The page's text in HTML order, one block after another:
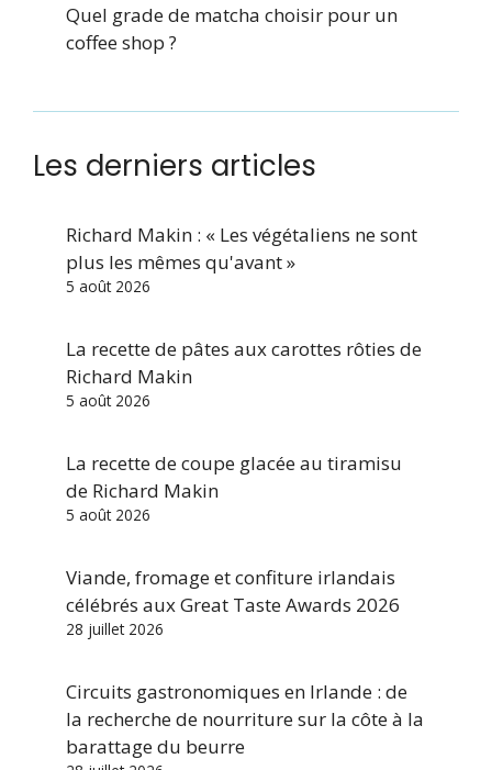
Quel grade de matcha choisir pour un
coffee shop ?
Les derniers articles
Richard Makin : « Les végétaliens ne sont
plus les mêmes qu'avant »
5 août 2026
La recette de pâtes aux carottes rôties de
Richard Makin
5 août 2026
La recette de coupe glacée au tiramisu
de Richard Makin
5 août 2026
Viande, fromage et confiture irlandais
célébrés aux Great Taste Awards 2026
28 juillet 2026
Circuits gastronomiques en Irlande : de
la recherche de nourriture sur la côte à la
barattage du beurre